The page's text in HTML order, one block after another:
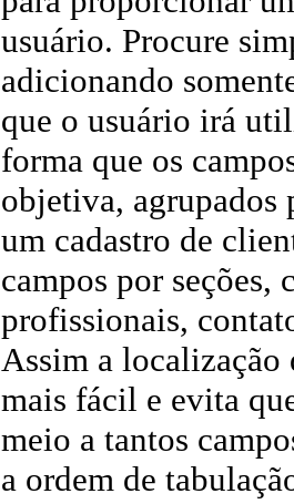
usuário. Procure
adicionando
que o usuário irá
forma que os
objetiva, agrupados
um cadastro de
campos por seções,
profissionais,
Assim a localização
mais fácil e evita
meio a tantos
a ordem de